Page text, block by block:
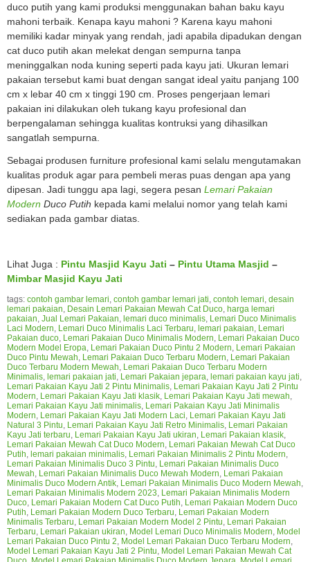
duco putih yang kami produksi menggunakan bahan baku kayu
mahoni terbaik. Kenapa kayu mahoni ? Karena kayu mahoni
memiliki kadar minyak yang rendah, jadi apabila dipadukan dengan
cat duco putih akan melekat dengan sempurna tanpa
meninggalkan noda kuning seperti pada kayu jati. Ukuran lemari
pakaian tersebut kami buat dengan sangat ideal yaitu panjang 100
cm x lebar 40 cm x tinggi 190 cm. Proses pengerjaan lemari
pakaian ini dilakukan oleh tukang kayu profesional dan
berpengalaman sehingga kualitas kontruksi yang dihasilkan
sangatlah sempurna.
Sebagai produsen furniture profesional kami selalu mengutamakan
kualitas produk agar para pembeli meras puas dengan apa yang
dipesan. Jadi tunggu apa lagi, segera pesan Lemari Pakaian
Modern Duco Putih kepada kami melalui nomor yang telah kami
sediakan pada gambar diatas.
Lihat Juga : Pintu Masjid Kayu Jati – Pintu Utama Masjid –
Mimbar Masjid Kayu Jati
tags: contoh gambar lemari contoh gambar lemari jati contoh lemari desain
lemari pakaian Desain Lemari Pakaian Mewah Cat Duco harga lemari
pakaian Jual Lemari Pakaian lemari duco minimalis Lemari Duco Minimalis
Laci Modern Lemari Duco Minimalis Laci Terbaru lemari pakaian Lemari
Pakaian duco Lemari Pakaian Duco Minimalis Modern Lemari Pakaian Duco
Modern Model Eropa Lemari Pakaian Duco Pintu 2 Modern Lemari Pakaian
Duco Pintu Mewah Lemari Pakaian Duco Terbaru Modern Lemari Pakaian
Duco Terbaru Modern Mewah Lemari Pakaian Duco Terbaru Modern
Minimalis lemari pakaian jati Lemari Pakaian jepara lemari pakaian kayu jati
Lemari Pakaian Kayu Jati 2 Pintu Minimalis Lemari Pakaian Kayu Jati 2 Pintu
Modern Lemari Pakaian Kayu Jati klasik Lemari Pakaian Kayu Jati mewah
Lemari Pakaian Kayu Jati minimalis Lemari Pakaian Kayu Jati Minimalis
Modern Lemari Pakaian Kayu Jati Modern Laci Lemari Pakaian Kayu Jati
Natural 3 Pintu Lemari Pakaian Kayu Jati Retro Minimalis Lemari Pakaian
Kayu Jati terbaru Lemari Pakaian Kayu Jati ukiran Lemari Pakaian klasik
Lemari Pakaian Mewah Cat Duco Modern Lemari Pakaian Mewah Cat Duco
Putih lemari pakaian minimalis Lemari Pakaian Minimalis 2 Pintu Modern
Lemari Pakaian Minimalis Duco 3 Pintu Lemari Pakaian Minimalis Duco
Mewah Lemari Pakaian Minimalis Duco Mewah Modern Lemari Pakaian
Minimalis Duco Modern Antik Lemari Pakaian Minimalis Duco Modern Mewah
Lemari Pakaian Minimalis Modern 2023 Lemari Pakaian Minimalis Modern
Duco Lemari Pakaian Modern Cat Duco Putih Lemari Pakaian Modern Duco
Putih Lemari Pakaian Modern Duco Terbaru Lemari Pakaian Modern
Minimalis Terbaru Lemari Pakaian Modern Model 2 Pintu Lemari Pakaian
Terbaru Lemari Pakaian ukiran Model Lemari Duco Minimalis Modern Model
Lemari Pakaian Duco Pintu 2 Model Lemari Pakaian Duco Terbaru Modern
Model Lemari Pakaian Kayu Jati 2 Pintu Model Lemari Pakaian Mewah Cat